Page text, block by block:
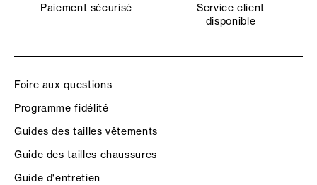
Paiement sécurisé
Service client
disponible
Foire aux questions
Programme fidélité
Guides des tailles vêtements
Guide des tailles chaussures
Guide d'entretien